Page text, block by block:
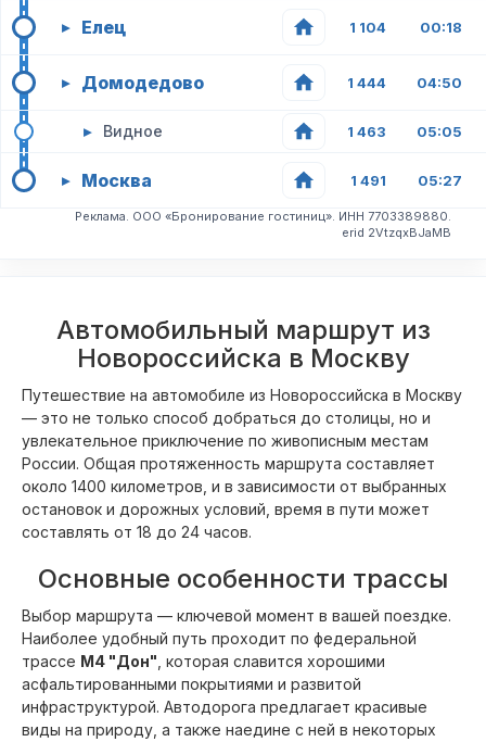
▸ Елец 1 104 00:18
▸ Домодедово 1 444 04:50
▸ Видное 1 463 05:05
▸ Москва 1 491 05:27
Реклама. ООО «Бронирование гостиниц». ИНН 7703389880.
erid 2VtzqxBJaMB
Автомобильный маршрут из
Новороссийска в Москву
Путешествие на автомобиле из Новороссийска в Москву
— это не только способ добраться до столицы, но и
увлекательное приключение по живописным местам
России. Общая протяженность маршрута составляет
около 1400 километров, и в зависимости от выбранных
остановок и дорожных условий, время в пути может
составлять от 18 до 24 часов.
Основные особенности трассы
Выбор маршрута — ключевой момент в вашей поездке.
Наиболее удобный путь проходит по федеральной
трассе М4 "Дон" , которая славится хорошими
асфальтированными покрытиями и развитой
инфраструктурой. Автодорога предлагает красивые
виды на природу, а также наедине с ней в некоторых